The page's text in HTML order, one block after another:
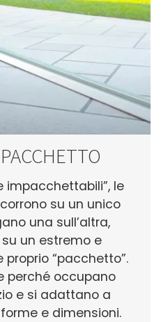
impacchettabili”, le
su un unico
una sull’altra,
un estremo e
“pacchetto”.
perché occupano
e si adattano a
e dimensioni.